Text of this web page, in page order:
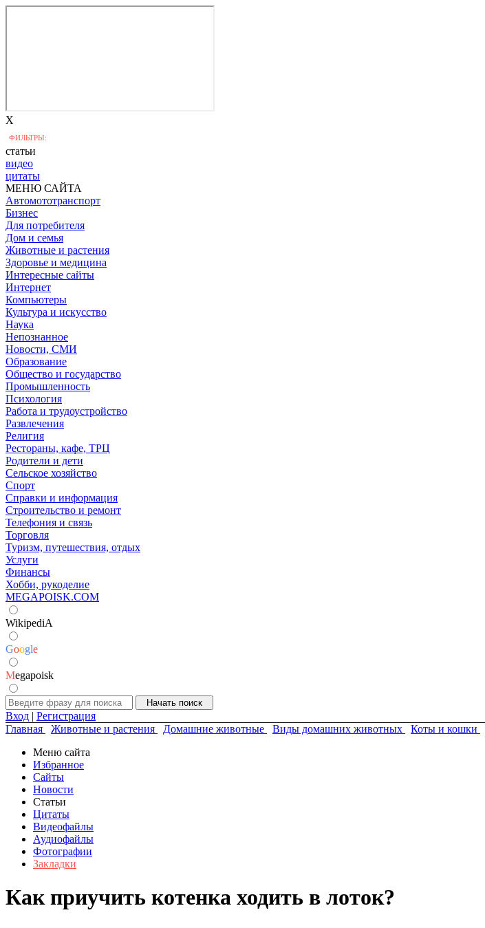
X
ФИЛЬТРЫ:
статьи
видео
цитаты
МЕНЮ САЙТА
Автомототранспорт
Бизнес
Для потребителя
Дом и семья
Животные и растения
Здоровье и медицина
Интересные сайты
Интернет
Компьютеры
Культура и искусство
Наука
Непознанное
Новости, СМИ
Образование
Общество и государство
Промышленность
Психология
Работа и трудоустройство
Развлечения
Религия
Рестораны, кафе, ТРЦ
Родители и дети
Сельское хозяйство
Спорт
Справки и информация
Строительство и ремонт
Телефония и связь
Торговля
Туризм, путешествия, отдых
Услуги
Финансы
Хобби, рукоделие
MEGAPOISK.COM
WikipediA
Google
Megapoisk
Вход | Регистрация
Главная
Животные и растения Домашние животные Виды домашних животных Коты и кошки
Меню сайта
Избранное
Сайты
Новости
Статьи
Цитаты
Видеофайлы
Аудиофайлы
Фотографии
Закладки
Как приучить котенка ходить в лоток?